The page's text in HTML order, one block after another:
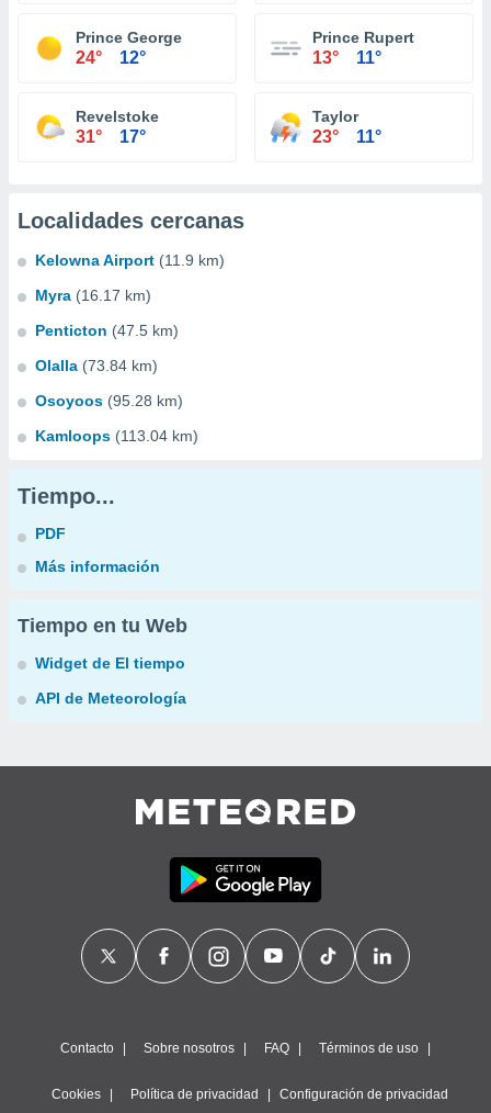
Prince George
24° 12°
Prince Rupert
13° 11°
Revelstoke
31° 17°
Taylor
23° 11°
Localidades cercanas
Kelowna Airport (11.9 km)
Myra (16.17 km)
Penticton (47.5 km)
Olalla (73.84 km)
Osoyoos (95.28 km)
Kamloops (113.04 km)
Tiempo...
PDF
Más información
Tiempo en tu Web
Widget de El tiempo
API de Meteorología
Contacto Sobre nosotros FAQ Términos de uso
Cookies Política de privacidad Configuración de privacidad